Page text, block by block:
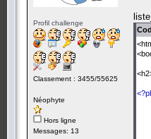
Profil challenge
Classement : 3455/55625
Néophyte
Hors ligne
Messages: 13